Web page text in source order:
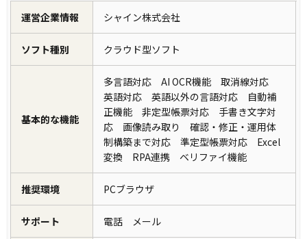
運営企業情報 シャイン株式会社
ソフト種別 クラウド型ソフト
基本的な機能
多言語対応 AI OCR機能 取消線対応
英語対応 英語以外の言語対応 自動補
正機能 非定型帳票対応 手書き文字対
応 画像読み取り 確認・修正・運用体
制構築まで対応 準定型帳票対応 Excel
変換 RPA連携 ベリファイ機能
推奨環境 PCブラウザ
サポート 電話 メール